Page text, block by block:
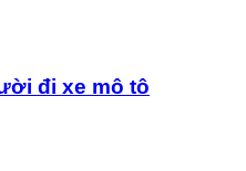
đi xe mô tô